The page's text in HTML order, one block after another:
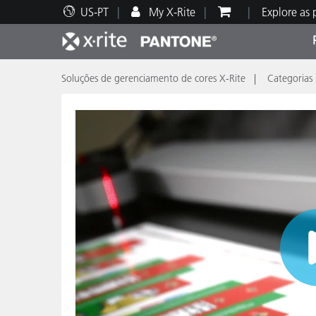
US-PT My X-Rite Explore as
Principais produtos
Impressão e Embalagem
Automotiva Têxtil
Suporte Técnico
Recursos Educacionais
Soluções de gerenciamento de cores X-Rite Categorias